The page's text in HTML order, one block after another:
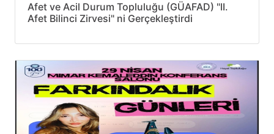
Afet ve Acil Durum Topluluğu (GÜAFAD) "II.
Afet Bilinci Zirvesi" ni Gerçekleştirdi